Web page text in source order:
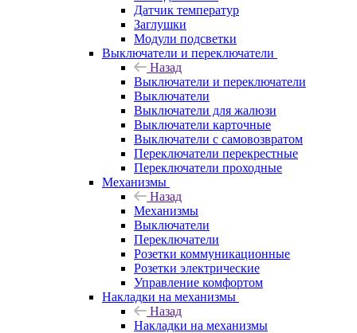
Датчик температур
Заглушки
Модули подсветки
Выключатели и переключатели
Назад
Выключатели и переключатели
Выключатели
Выключатели для жалюзи
Выключатели карточные
Выключатели с самовозвратом
Переключатели перекрестные
Переключатели проходные
Механизмы
Назад
Механизмы
Выключатели
Переключатели
Розетки коммуникационные
Розетки электрические
Управление комфортом
Накладки на механизмы
Назад
Накладки на механизмы